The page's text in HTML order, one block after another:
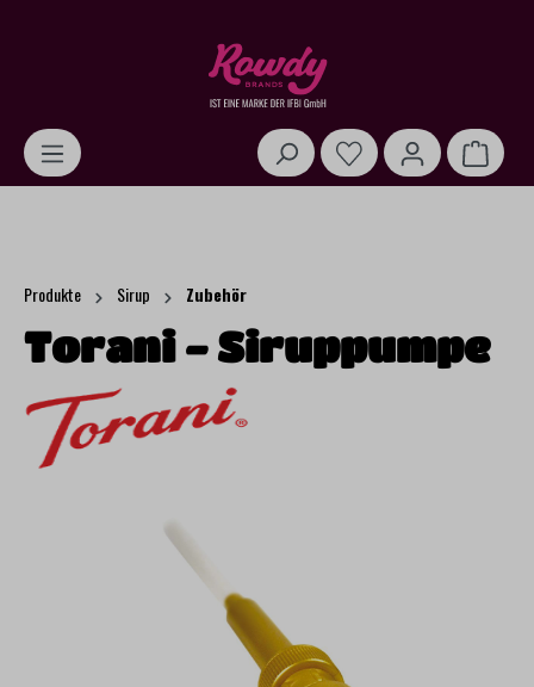
Produkte Sirup Zubehör
Torani - Siruppumpe
Bildergalerie überspringen